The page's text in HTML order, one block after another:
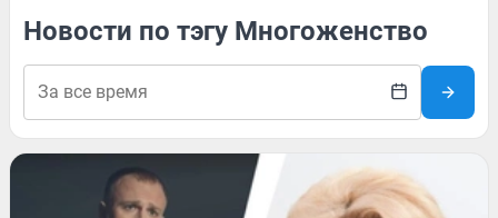
Новости по тэгу Многоженство